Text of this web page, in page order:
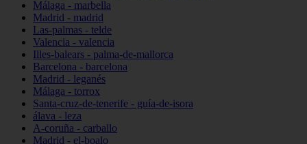
Málaga - marbella
Madrid - madrid
Las-palmas - telde
Valencia - valencia
Illes-balears - palma-de-mallorca
Barcelona - barcelona
Madrid - leganés
Málaga - torrox
Santa-cruz-de-tenerife - guía-de-isora
álava - leza
A-coruña - carballo
Madrid - el-boalo